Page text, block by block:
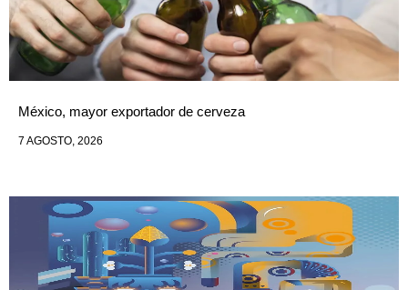
México, mayor exportador de cerveza
7 AGOSTO, 2026